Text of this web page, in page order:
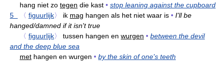
hang niet zo tegen die kast • stop leaning against the cupboard
5
〈 figuurlijk〉 ik mag hangen als het niet waar is • I'll be
hanged/damned if it isn't true
〈 figuurlijk〉 tussen hangen en wurgen • between the devil
and the deep blue sea
met hangen en wurgen • by the skin of one's teeth